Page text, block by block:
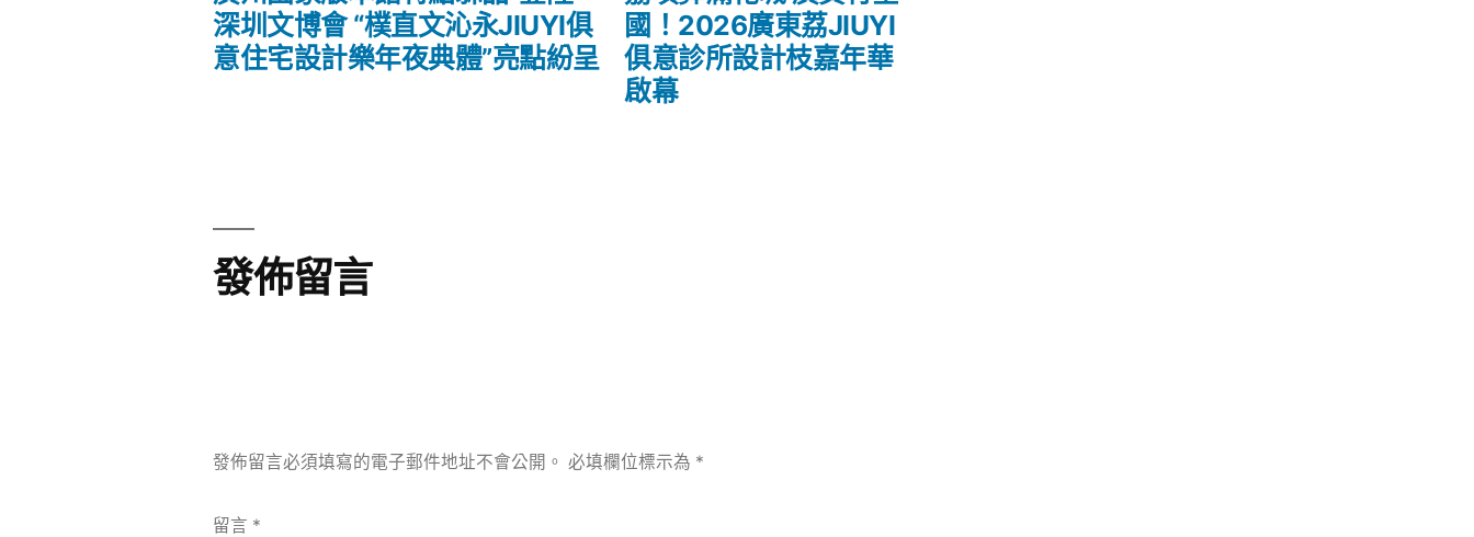
篇
文
深圳文博會 “樸直文沁永JIUYI俱
意住宅設計樂年夜典體”亮點紛呈
篇
文
國！2026廣東荔JIUYI
俱意診所設計枝嘉年華
啟幕
發佈留言
發佈留言必須填寫的電子郵件地址不會公開。 必填欄位標示為 *
留言 *